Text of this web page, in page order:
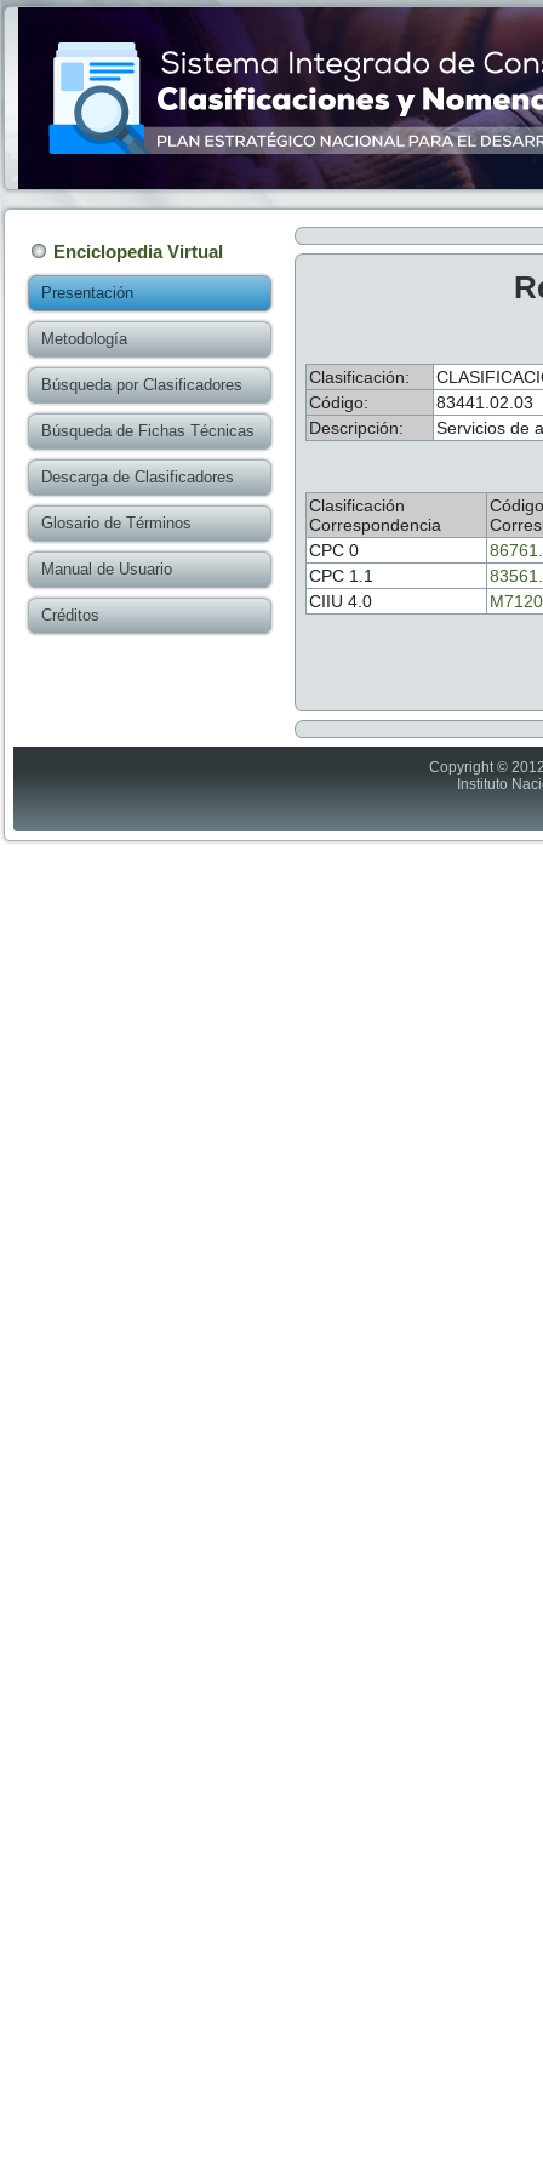
Enciclopedia Virtual
Presentación
Metodología
Búsqueda por Clasificadores
Búsqueda de Fichas Técnicas
Descarga de Clasificadores
Glosario de Términos
Manual de Usuario
Créditos
Clasificación:
Código:
83441.02.03
Descripción:
Servicios de
Clasificación
Correspondencia
Código
CPC 0
CPC 1.1
CIIU 4.0
Copyright ©
Instituto